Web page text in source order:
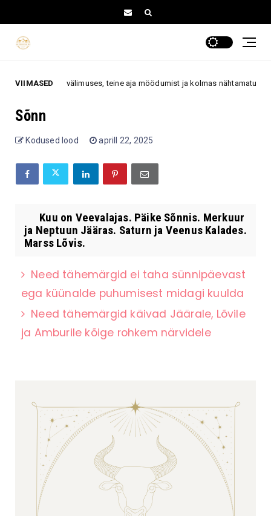
VIIMASED
muutusi välimuses, teine aja möödumist ja kolmas nähtamatuks
Sõnn
Kodused lood aprill 22, 2025
Kuu on Veevalajas. Päike Sõnnis. Merkuur
ja Neptuun Jääras. Saturn ja Veenus Kalades.
Marss Lõvis.
Need tähemärgid ei taha sünnipäevast
ega küünalde puhumisest midagi kuulda
Need tähemärgid käivad Jäärale, Lõvile
ja Amburile kõige rohkem närvidele